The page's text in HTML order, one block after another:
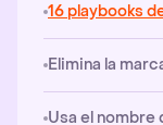
16 playbooks
Elimina la
Usa el